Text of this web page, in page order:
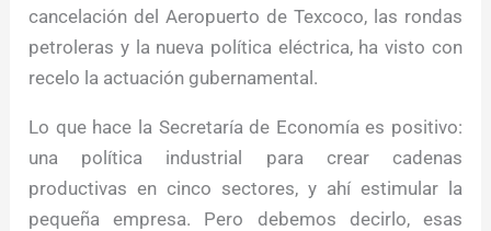
cancelación del Aeropuerto de Texcoco, las rondas
petroleras y la nueva política eléctrica, ha visto con
recelo la actuación gubernamental.
Lo que hace la Secretaría de Economía es positivo:
una política industrial para crear cadenas
productivas en cinco sectores, y ahí estimular la
pequeña empresa. Pero debemos decirlo, esas